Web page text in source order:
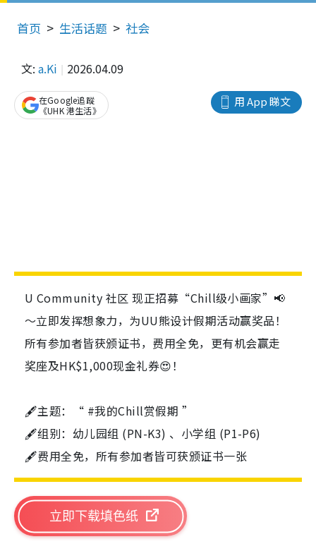
首页 生活话题 社会
文: a.Ki 2026.04.09
用 App 睇文
在Google追蹤
《UHK 港生活》
U Community 社区 现正招募“Chill级小画家”📢
～立即发挥想象力，为UU熊设计假期活动赢奖品！
所有参加者皆获颁证书，费用全免，更有机会赢走
奖座及HK$1,000现金礼券😍！
🖋️主题：“ #我的Chill赏假期 ”
🖋️组别：幼儿园组 (PN-K3) 、小学组 (P1-P6)
🖋️费用全免，所有参加者皆可获颁证书一张
立即下载填色纸